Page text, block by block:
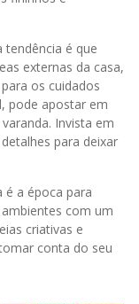
tendência é que
externas da casa,
os cuidados
pode apostar em
Invista em
para deixar
é a época para
com um
criativas e
conta do seu